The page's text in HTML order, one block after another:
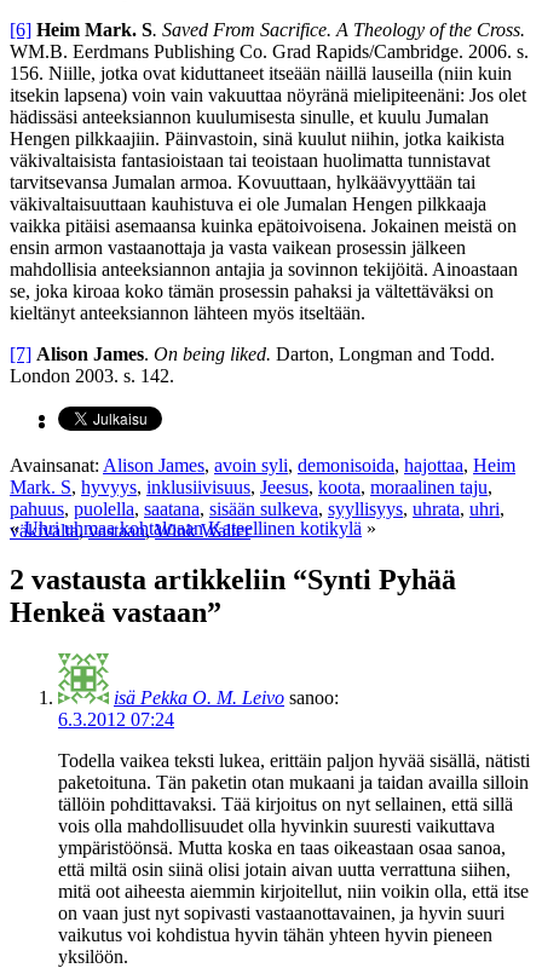
[6] Heim Mark. S. Saved From Sacrifice. A Theology of the Cross.
WM.B. Eerdmans Publishing Co. Grad Rapids/Cambridge. 2006. s.
156. Niille, jotka ovat kiduttaneet itseään näillä lauseilla (niin kuin
itsekin lapsena) voin vain vakuuttaa nöyränä mielipiteenäni: Jos olet
hädissäsi anteeksiannon kuulumisesta sinulle, et kuulu Jumalan
Hengen pilkkaajiin. Päinvastoin, sinä kuulut niihin, jotka kaikista
väkivaltaisista fantasioistaan tai teoistaan huolimatta tunnistavat
tarvitsevansa Jumalan armoa. Kovuuttaan, hylkäävyyttään tai
väkivaltaisuuttaan kauhistuva ei ole Jumalan Hengen pilkkaaja
vaikka pitäisi asemaansa kuinka epätoivoisena. Jokainen meistä on
ensin armon vastaanottaja ja vasta vaikean prosessin jälkeen
mahdollisia anteeksiannon antajia ja sovinnon tekijöitä. Ainoastaan
se, joka kiroaa koko tämän prosessin pahaksi ja vältettäväksi on
kieltänyt anteeksiannon lähteen myös itseltään.
[7] Alison James. On being liked. Darton, Longman and Todd.
London 2003. s. 142.
Avainsanat: Alison James, avoin syli, demonisoida, hajottaa, Heim
Mark. S, hyvyys, inklusiivisuus, Jeesus, koota, moraalinen taju,
pahuus, puolella, saatana, sisään sulkeva, syyllisyys, uhrata, uhri,
väkivalta,vastaan,Wink Walter
«Uhri uhmaa kohtaloaan Kateellinen kotikylä »
2 vastausta artikkeliin “Synti Pyhää
Henkeä vastaan”
isä Pekka O. M. Leivo sanoo:
6.3.2012 07:24
Todella vaikea teksti lukea, erittäin paljon hyvää sisällä, nätisti
paketoituna. Tän paketin otan mukaani ja taidan availla silloin
tällöin pohdittavaksi. Tää kirjoitus on nyt sellainen, että sillä
vois olla mahdollisuudet olla hyvinkin suuresti vaikuttava
ympäristöönsä. Mutta koska en taas oikeastaan osaa sanoa,
että miltä osin siinä olisi jotain aivan uutta verrattuna siihen,
mitä oot aiheesta aiemmin kirjoitellut, niin voikin olla, että itse
on vaan just nyt sopivasti vastaanottavainen, ja hyvin suuri
vaikutus voi kohdistua hyvin tähän yhteen hyvin pieneen
yksilöön.